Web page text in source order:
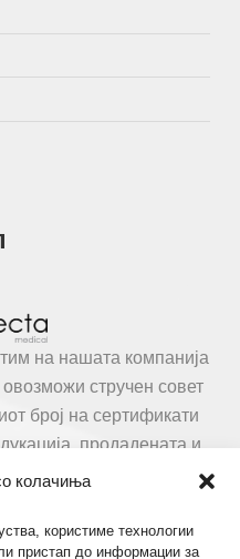
колачиња
користиме технологии
пристап до информации за
на нашата компанија
стручен совет
број на сертификати
продадената и
за
на вработените во